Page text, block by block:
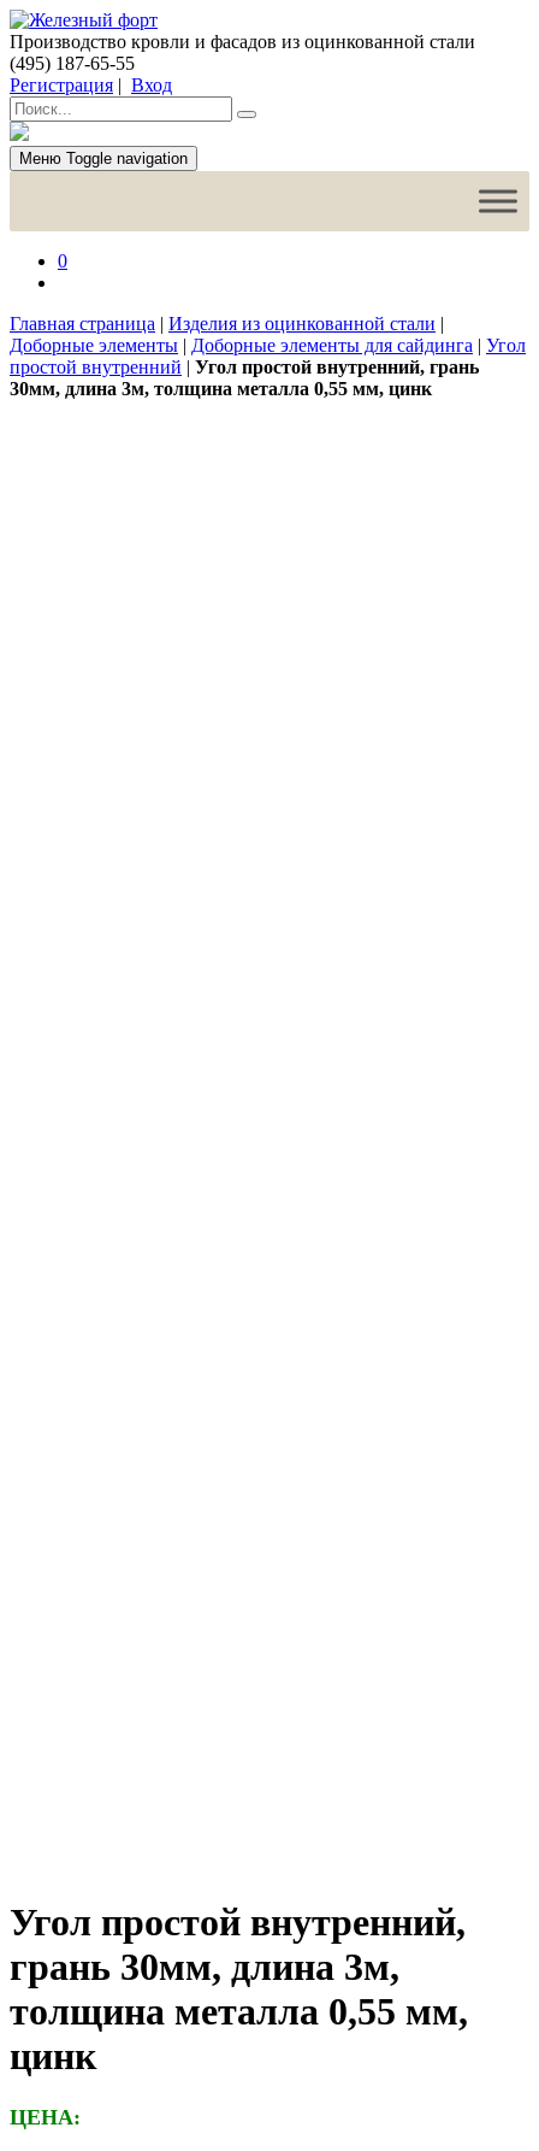
Производство кровли и фасадов из оцинкованной стали
(495) 187-65-55
Регистрация | Вход
Меню Toggle navigation
0
Главная страница | Изделия из оцинкованной стали |
Доборные элементы | Доборные элементы для сайдинга | Угол
простой внутренний | Угол простой внутренний, грань
30мм, длина 3м, толщина металла 0,55 мм, цинк
Угол простой внутренний,
грань 30мм, длина 3м,
толщина металла 0,55 мм,
цинк
ЦЕНА: